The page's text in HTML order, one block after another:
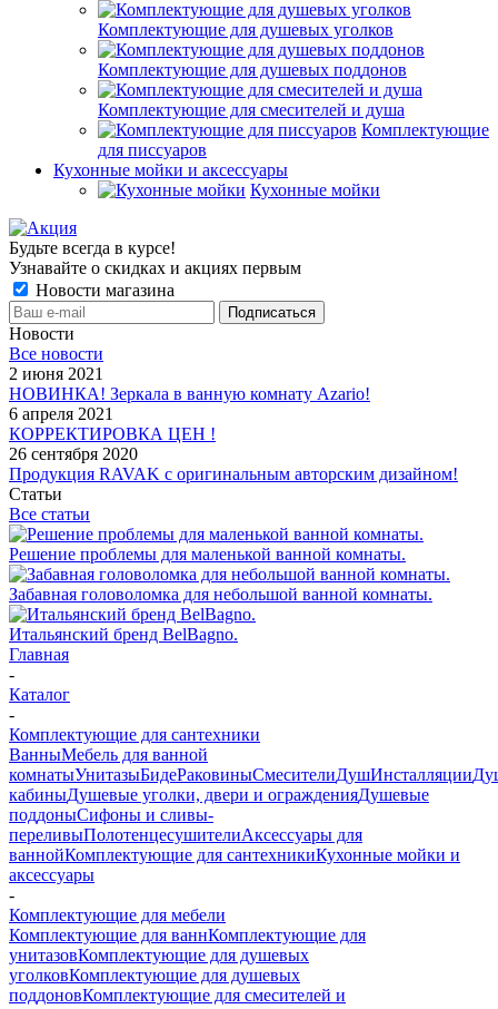
Комплектующие для душевых уголков
Комплектующие для душевых поддонов
Комплектующие для смесителей и душа
Комплектующие
для писсуаров
Кухонные мойки и аксессуары
Кухонные мойки
Будьте всегда в курсе!
Узнавайте о скидках и акциях первым
Новости магазина
Новости
Все новости
2 июня 2021
НОВИНКА! Зеркала в ванную комнату Azario!
6 апреля 2021
КОРРЕКТИРОВКА ЦЕН !
26 сентября 2020
Продукция RAVAK с оригинальным авторским дизайном!
Статьи
Все статьи
Решение проблемы для маленькой ванной комнаты.
Забавная головоломка для небольшой ванной комнаты.
Итальянский бренд BelBagno.
Главная
-
Каталог
-
Комплектующие для сантехники
ВанныМебель для ванной
комнатыУнитазыБидеРаковиныСмесителиДушИнсталляции
кабиныДушевые уголки, двери и огражденияДушевые
поддоныСифоны и сливы-
переливыПолотенцесушителиАксессуары для
ваннойКомплектующие для сантехникиКухонные мойки и
аксессуары
-
Комплектующие для мебели
Комплектующие для ваннКомплектующие для
унитазовКомплектующие для душевых
уголковКомплектующие для душевых
поддоновКомплектующие для смесителей и